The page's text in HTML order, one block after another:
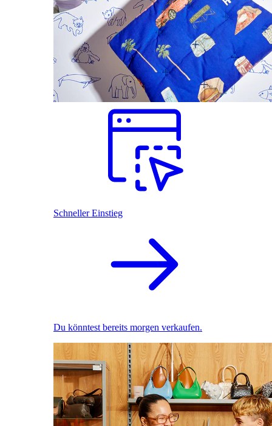
Schneller Einstieg
Du könntest bereits morgen verkaufen.